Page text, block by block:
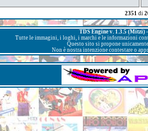
2351 di
TDS Engine v. 1.3.5 (Mitzi)
Tutte le immagini, i loghi, i marchi e le informazioni
Questo sito si propone
Non è nostra intenzione contestare o